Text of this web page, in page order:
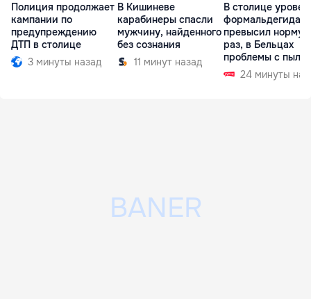
Полиция продолжает
кампании по
предупреждению
ДТП в столице
3 минуты назад
В Кишиневе
карабинеры спасли
мужчину, найденного
без сознания
11 минут назад
В столице
формальдегида
превысил норму
раз, в Бельцах
проблемы с
24 минуты